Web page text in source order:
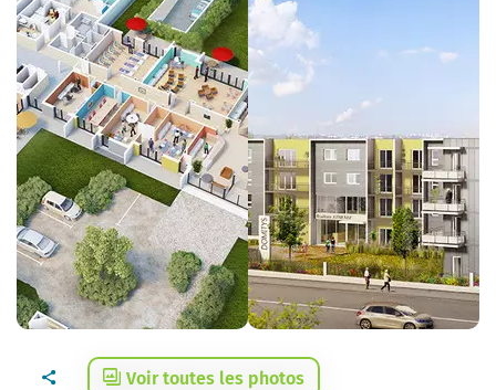
Voir toutes les photos